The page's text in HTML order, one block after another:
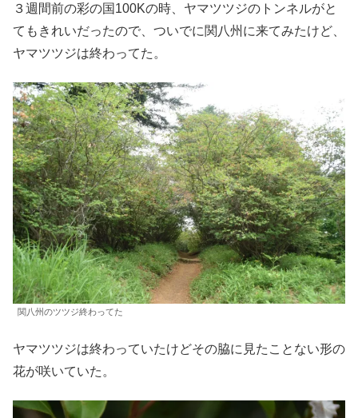
３週間前の彩の国100Kの時、ヤマツツジのトンネルがと
てもきれいだったので、ついでに関八州に来てみたけど、
ヤマツツジは終わってた。
関八州のツツジ終わってた
ヤマツツジは終わっていたけどその脇に見たことない形の
花が咲いていた。